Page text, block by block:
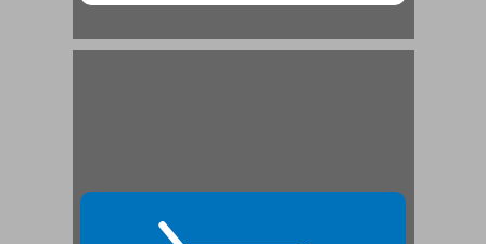
פרק ראשון "העמים הקטנים" הלכה למעשה ... 29